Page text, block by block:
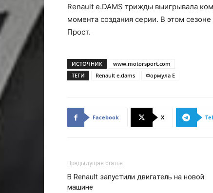
Renault e.DAMS трижды выигрывала
момента создания серии. В этом
Прост.
ИСТОЧНИК
www.motorsport.com
ТЕГИ
Renault e.dams Формула Е
Facebook X
Предыдущая статья
В Renault запустили двигатель на новой
машине